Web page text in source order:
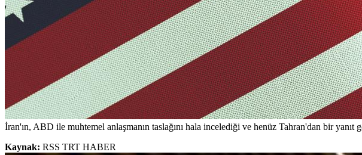
İran'ın, ABD ile muhtemel anlaşmanın taslağını hala incelediği ve henüz Tahran'dan bir
Kaynak: RSS TRT HABER